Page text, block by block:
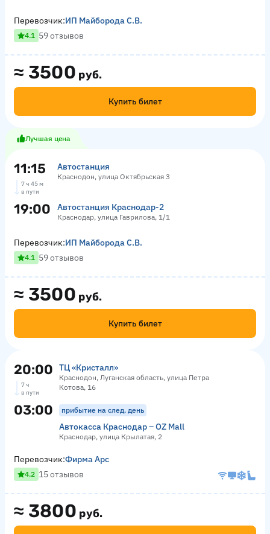
≈ 3500 руб.
Купить билет
Перевозчик:ИП Майборода С.В.
4.1 59 отзывов
Лучшая цена
11:15 Автостанция
Краснодон, улица Октябрьская 3
7 ч 45 м
в пути
19:00 Автостанция Краснодар-2
Краснодар, улица Гаврилова, 1/1
≈ 3500 руб.
Купить билет
Перевозчик:ИП Майборода С.В.
4.1 59 отзывов
20:00 ТЦ «‎Кристалл»
Краснодон, Луганская область, улица Петра
Котова, 16
7 ч
в пути
03:00 прибытие на след. день
Автокасса Краснодар – OZ Mall
Краснодар, улица Крылатая, 2
≈ 3800 руб.
Перевозчик:Фирма Арс
4.2 15 отзывов